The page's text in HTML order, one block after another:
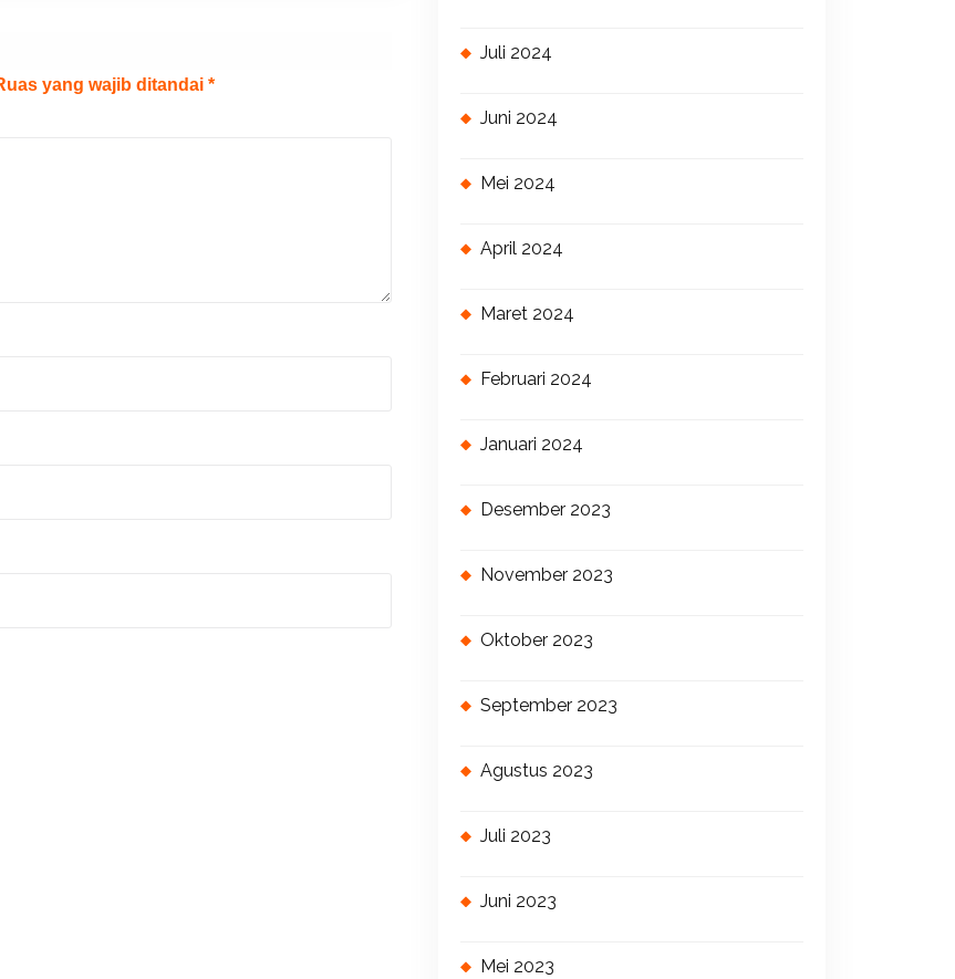
yang wajib ditandai *
Juli 2024
Juni 2024
Mei 2024
April 2024
Maret 2024
Februari 2024
Januari 2024
Desember 2023
November 2023
Oktober 2023
September 2023
Agustus 2023
Juli 2023
Juni 2023
Mei 2023